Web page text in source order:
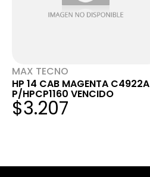
MAX TECNO
HP 14 CAB MAGENTA C4922A
P/HPCP1160 VENCIDO
$3.207